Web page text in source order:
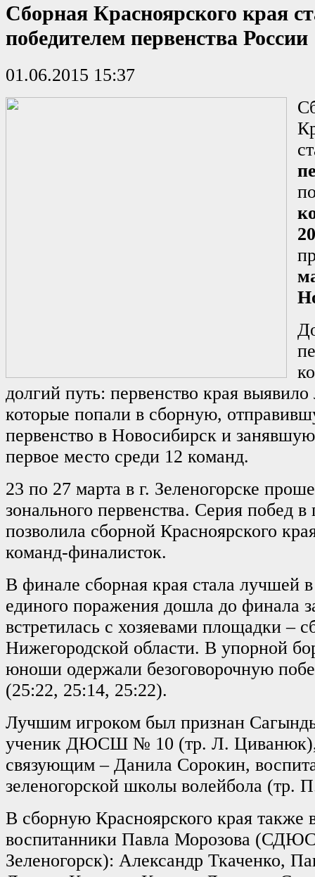
Сборная Красноярского края
победителем первенства России
01.06.2015 15:37
долгий путь: первенство края
которые попали в сборную,
первенство в Новосибирск и
первое место среди 12 команд.
23 по 27 марта в г. Зеленогорске
зонального первенства. Серия побед
позволила сборной Красноярского
команд-финалисток.
В финале сборная края стала лучшей
единого поражения дошла до финала
встретилась с хозяевами площадки –
Нижегородской области. В упорной
юноши одержали безоговорочную
(25:22, 25:14, 25:22).
Лучшим игроком был признан
ученик ДЮСШ № 10 (тр. Л.
связующим – Данила Сорокин,
зеленогорской школы волейбола (тр.
В сборную Красноярского края также
воспитанники Павла Морозова
Зеленогорск): Александр Ткаченко,